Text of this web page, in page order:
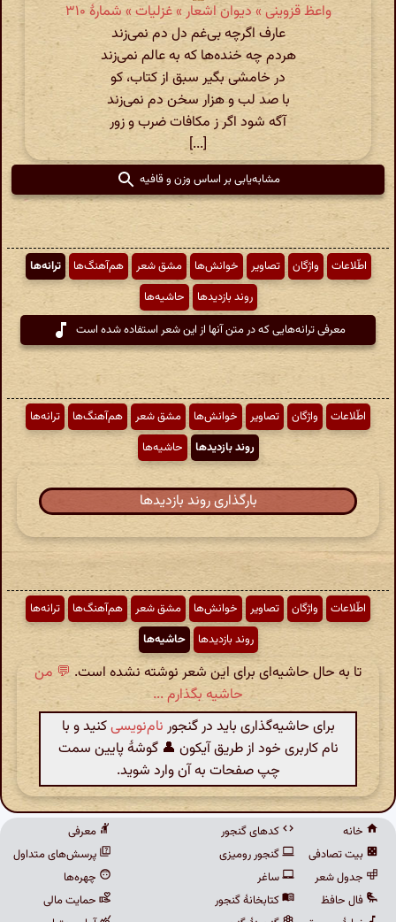
واعظ قزوینی » دیوان اشعار » غزلیات » شمارهٔ ۳۱۰
عارف اگرچه بی‌غم دل دم نمی‌زند
هردم چه خنده‌ها که به عالم نمی‌زند
در خامشی بگیر سبق از کتاب، کو
با صد لب و هزار سخن دم نمی‌زند
آگه شود اگر ز مکافات ضرب و زور
[...]
مشابه‌یابی بر اساس وزن و قافیه
اطّلاعات واژگان تصاویر خوانش‌ها مشق شعر هم‌آهنگ‌ها
ترانه‌ها
روند بازدیدها
حاشیه‌ها
معرفی ترانه‌هایی که در متن آنها از این شعر استفاده شده است
اطّلاعات واژگان تصاویر خوانش‌ها مشق شعر هم‌آهنگ‌ها
ترانه‌ها
روند بازدیدها
حاشیه‌ها
بارگذاری روند بازدیدها
اطّلاعات واژگان تصاویر خوانش‌ها مشق شعر هم‌آهنگ‌ها
ترانه‌ها
روند بازدیدها
حاشیه‌ها
تا به حال حاشیه‌ای برای این شعر نوشته نشده است. 💬 من
حاشیه بگذارم ...
برای حاشیه‌گذاری باید در گنجور نام‌نویسیکنید و با
نام کاربری خود از طریق آیکون 👤 گوشهٔ پایین سمت
چپ صفحات به آن وارد شوید.
خانه
بیت تصادفی
جدول شعر
فال حافظ
کدهای گنجور
گنجور رومیزی
ساغر
کتابخانهٔ گنجور
معرفی
پرسش‌های متداول
چهره‌ها
حمایت مالی